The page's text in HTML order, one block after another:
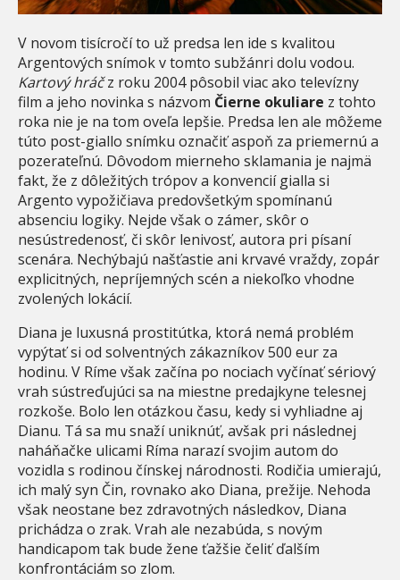
V novom tisícročí to už predsa len ide s kvalitou
Argentových snímok v tomto subžánri dolu vodou.
Kartový hráčz roku 2004 pôsobil viac ako televízny
film a jeho novinka s názvom Čierne okuliare z tohto
roka nie je na tom oveľa lepšie. Predsa len ale môžeme
túto post-giallo snímku označiť aspoň za priemernú a
pozerateľnú. Dôvodom mierneho sklamania je najmä
fakt, že z dôležitých trópov a konvencií gialla si
Argento vypožičiava predovšetkým spomínanú
absenciu logiky. Nejde však o zámer, skôr o
nesústredenosť, či skôr lenivosť, autora pri písaní
scenára. Nechýbajú našťastie ani krvavé vraždy, zopár
explicitných, nepríjemných scén a niekoľko vhodne
zvolených lokácií.
Diana je luxusná prostitútka, ktorá nemá problém
vypýtať si od solventných zákazníkov 500 eur za
hodinu. V Ríme však začína po nociach vyčínať sériový
vrah sústreďujúci sa na miestne predajkyne telesnej
rozkoše. Bolo len otázkou času, kedy si vyhliadne aj
Dianu. Tá sa mu snaží uniknúť, avšak pri následnej
naháňačke ulicami Ríma narazí svojim autom do
vozidla s rodinou čínskej národnosti. Rodičia umierajú,
ich malý syn Čin, rovnako ako Diana, prežije. Nehoda
však neostane bez zdravotných následkov, Diana
prichádza o zrak. Vrah ale nezabúda, s novým
handicapom tak bude žene ťažšie čeliť ďalším
konfrontáciám so zlom.